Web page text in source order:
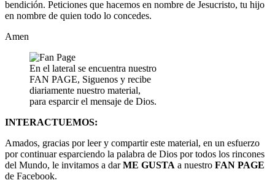
bendición. Peticiones que hacemos en nombre de Jesucristo, tu hijo
en nombre de quien todo lo concedes.
Amen
En el lateral se encuentra nuestro
FAN PAGE, Siguenos y recibe
diariamente nuestro material,
para esparcir el mensaje de Dios.
INTERACTUEMOS:
Amados, gracias por leer y compartir este material, en un esfuerzo
por continuar esparciendo la palabra de Dios por todos los rincones
del Mundo, le invitamos a darME GUSTA a nuestro FAN PAGE
de Facebook.